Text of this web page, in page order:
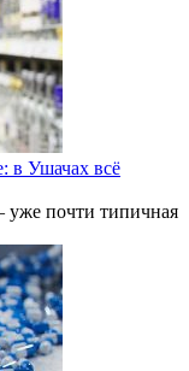
в Ушачах всё
почти типичная